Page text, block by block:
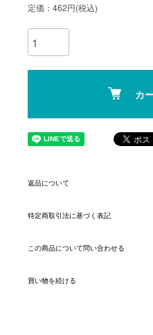
定価：462円(税込)
カ
返品について
特定商取引法に基づく表記
この商品について問い合わせる
買い物を続ける